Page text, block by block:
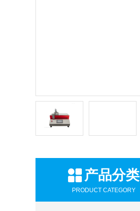
产品分类
PRODUCT CATEGORY